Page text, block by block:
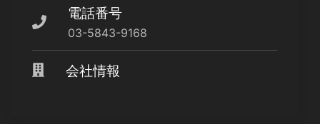
電話番号
03-5843-9168
会社情報